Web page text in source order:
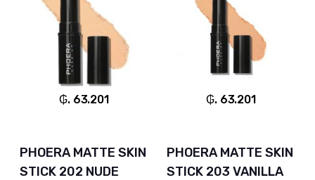
₲. 63.201
PHOERA MATTE SKIN
STICK 202 NUDE
₲. 63.201
PHOERA MATTE SKIN
STICK 203 VANILLA